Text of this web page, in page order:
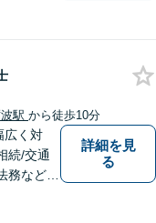
、ご相
ール受
駅 から徒歩10分
広く対
続/交通
など幅
詳細を見
る